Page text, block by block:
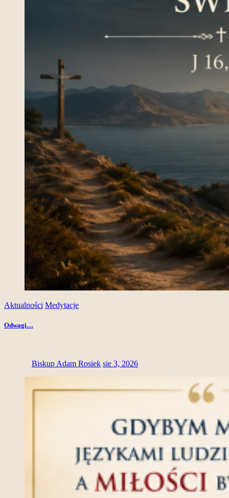
Aktualności Medytacje
Odwagi…
Biskup Adam Rosiek sie 3, 2026